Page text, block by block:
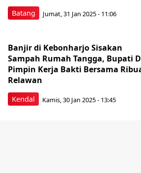
Batang Jumat, 31 Jan 2025 - 11:06
Kendal
Banjir di Kebonharjo Sisakan
Sampah Rumah Tangga, Bupati
Pimpin Kerja Bakti Bersama
Relawan
Kamis, 30 Jan 2025 - 13:45